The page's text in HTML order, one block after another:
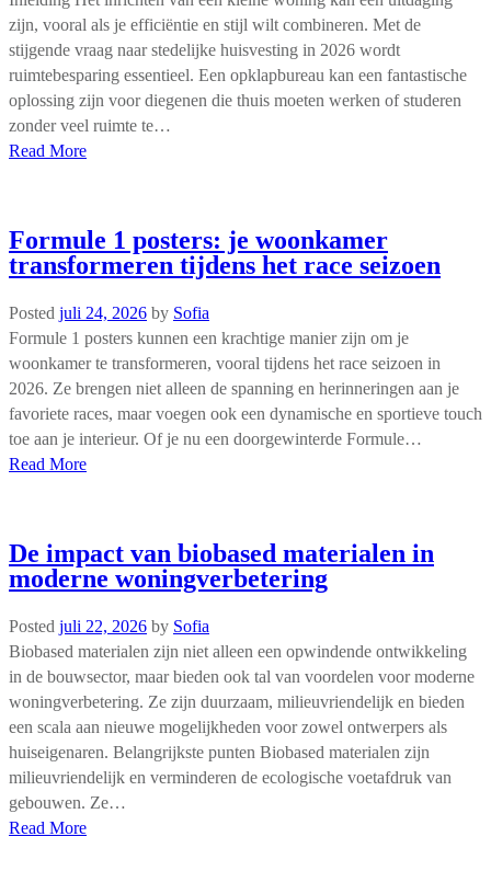
zijn, vooral als je efficiëntie en stijl wilt combineren. Met de
stijgende vraag naar stedelijke huisvesting in 2026 wordt
ruimtebesparing essentieel. Een opklapbureau kan een fantastische
oplossing zijn voor diegenen die thuis moeten werken of studeren
zonder veel ruimte te…
Read More
Formule 1 posters: je woonkamer
transformeren tijdens het race seizoen
Posted juli 24, 2026 by Sofia
Formule 1 posters kunnen een krachtige manier zijn om je
woonkamer te transformeren, vooral tijdens het race seizoen in
2026. Ze brengen niet alleen de spanning en herinneringen aan je
favoriete races, maar voegen ook een dynamische en sportieve touch
toe aan je interieur. Of je nu een doorgewinterde Formule…
Read More
De impact van biobased materialen in
moderne woningverbetering
Posted juli 22, 2026 by Sofia
Biobased materialen zijn niet alleen een opwindende ontwikkeling
in de bouwsector, maar bieden ook tal van voordelen voor moderne
woningverbetering. Ze zijn duurzaam, milieuvriendelijk en bieden
een scala aan nieuwe mogelijkheden voor zowel ontwerpers als
huiseigenaren. Belangrijkste punten Biobased materialen zijn
milieuvriendelijk en verminderen de ecologische voetafdruk van
gebouwen. Ze…
Read More